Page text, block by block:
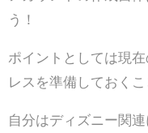
う！
ポイントとしては現
レスを準備しておくこ
自分はディズニー関